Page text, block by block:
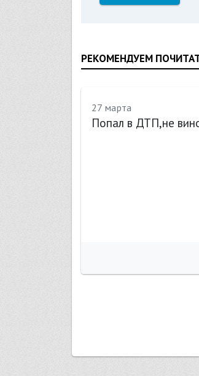
РЕКОМЕНДУЕМ
27 марта
Попал в ДТП,не